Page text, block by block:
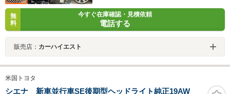
無
料
今すぐ在庫確認・見積依頼
電話する
販売店： カーハイエスト
米国トヨタ
シエナ 新車並行車SE後期型ヘッドライト純正19AW